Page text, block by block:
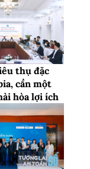
thụ đặc
cần một
hòa lợi ích